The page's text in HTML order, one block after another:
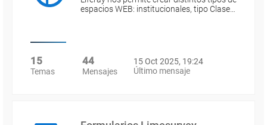
espacios WEB: institucionales, tipo Clase…
15
Temas
44
Mensajes
15 Oct 2025, 19:24
Último mensaje